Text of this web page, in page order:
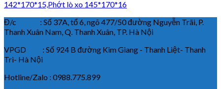
142*170*15,Phớt lò xo 145*170*16
Đ/c : Số 37A, tổ 6, ngõ 477/50 đường Nguyễn Trãi, P.
Thanh Xuân Nam, Q. Thanh Xuân, TP. Hà Nội
VPGD : Số 924 B đường Kim Giang - Thanh Liệt- Thanh
Trì- Hà Nội
Hotline/Zalo : 0988.775.899